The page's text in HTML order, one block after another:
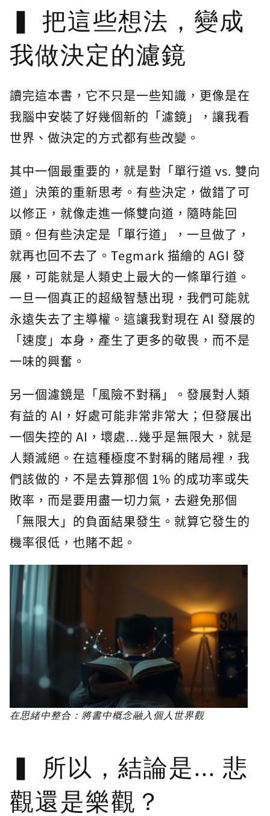
把這些想法，變成
我做決定的濾鏡
讀完這本書，它不只是一些知識，更像是在
我腦中安裝了好幾個新的「濾鏡」，讓我看
世界、做決定的方式都有些改變。
其中一個最重要的，就是對「單行道 vs. 雙向
道」決策的重新思考。有些決定，做錯了可
以修正，就像走進一條雙向道，隨時能回
頭。但有些決定是「單行道」，一旦做了，
就再也回不去了。Tegmark 描繪的 AGI 發
展，可能就是人類史上最大的一條單行道。
一旦一個真正的超級智慧出現，我們可能就
永遠失去了主導權。這讓我對現在 AI 發展的
「速度」本身，產生了更多的敬畏，而不是
一味的興奮。
另一個濾鏡是「風險不對稱」。發展對人類
有益的 AI，好處可能非常非常大；但發展出
一個失控的 AI，壞處...幾乎是無限大，就是
人類滅絕。在這種極度不對稱的賭局裡，我
們該做的，不是去算那個 1% 的成功率或失
敗率，而是要用盡一切力氣，去避免那個
「無限大」的負面結果發生。就算它發生的
機率很低，也賭不起。
在思緒中整合：將書中概念融入個人世界觀
所以，結論是... 悲
觀還是樂觀？